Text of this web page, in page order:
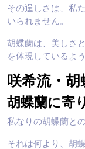
その逞しさは、私
いられません。
胡蝶蘭は、美しさ
を体現しているよ
咲希流・
胡蝶蘭に寄
私なりの胡蝶蘭と
それは何より、胡